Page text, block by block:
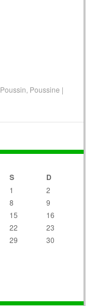
Poussin Poussine |
S D
1
2
8
9
15
16
22
23
29
30